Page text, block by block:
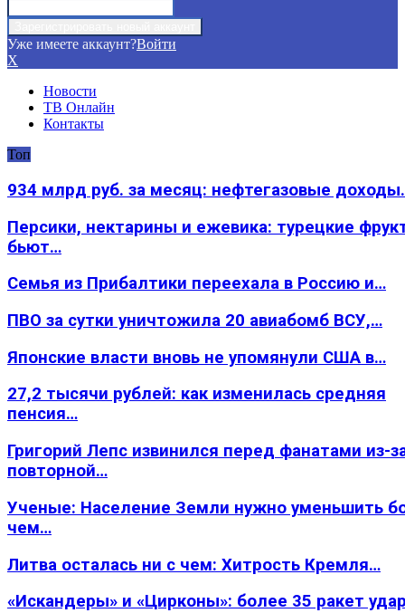
Уже имеете аккаунт?Войти
X
Новости
ТВ Онлайн
Контакты
Топ
934 млрд руб. за месяц: нефтегазовые
Персики, нектарины и ежевика: турецкие
бьют…
Семья из Прибалтики переехала в Россию и…
ПВО за сутки уничтожила 20 авиабомб ВСУ,…
Японские власти вновь не упомянули США в…
27,2 тысячи рублей: как изменилась средняя
пенсия…
Григорий Лепс извинился перед фанатами из-
повторной…
Ученые: Население Земли нужно уменьшить
чем…
Литва осталась ни с чем: Хитрость Кремля…
«Искандеры» и «Цирконы»: более 35 ракет